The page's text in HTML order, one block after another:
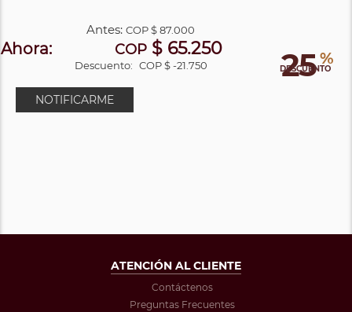
25 %
DESCUENTO
Antes:COP$ 87.000
Ahora: COP$ 65.250
Descuento: COP $ -21.750
NOTIFICARME
ATENCIÓN AL CLIENTE
Contáctenos
Preguntas Frecuentes